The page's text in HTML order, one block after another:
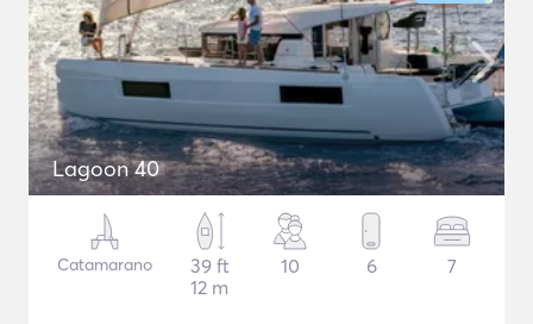
Lagoon 40
Catamarano
39 ft
12 m
10 6 7